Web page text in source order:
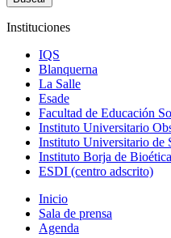
Instituciones
IQS
Blanquerna
La Salle
Esade
Facultad de Educación
Instituto Universitario
Instituto Universitario de
Instituto Borja de Bioética
ESDI (centro adscrito)
Inicio
Sala de prensa
Agenda